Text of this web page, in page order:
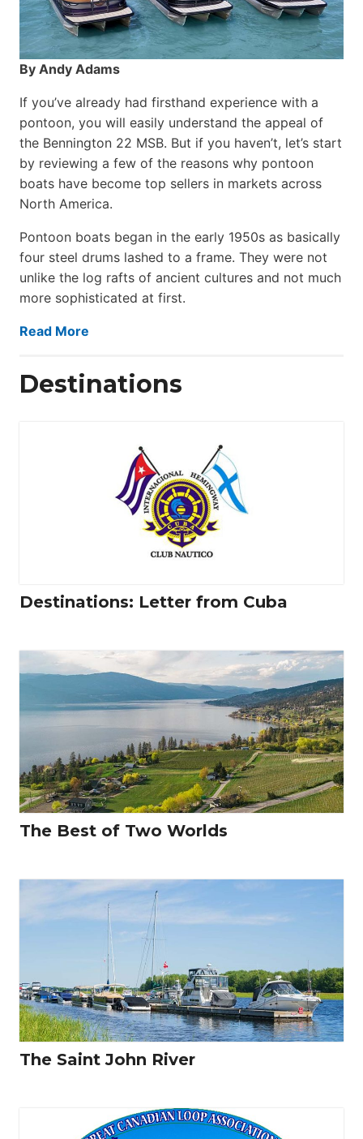
By Andy Adams
If you’ve already had firsthand experience with a
pontoon, you will easily understand the appeal of
the Bennington 22 MSB. But if you haven’t, let’s start
by reviewing a few of the reasons why pontoon
boats have become top sellers in markets across
North America.
Pontoon boats began in the early 1950s as basically
four steel drums lashed to a frame. They were not
unlike the log rafts of ancient cultures and not much
more sophisticated at first.
Read More
Destinations
Destinations: Letter from Cuba
The Best of Two Worlds
The Saint John River